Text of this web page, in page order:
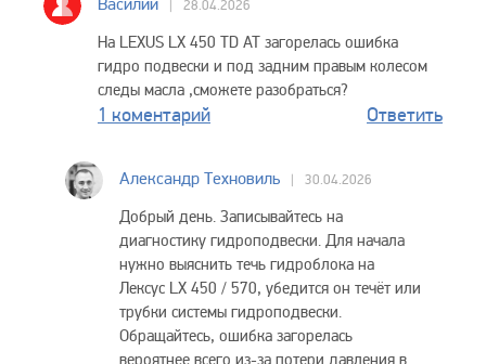
Василий 28.04.2026
На LEXUS LX 450 TD AT загорелась ошибка
гидро подвески и под задним правым колесом
следы масла ,сможете разобраться?
1 коментарий Ответить
Александр Техновиль 30.04.2026
Добрый день. Записывайтесь на
диагностику гидроподвески. Для начала
нужно выяснить течь гидроблока на
Лексус LX 450 / 570, убедится он течёт или
трубки системы гидроподвески.
Обращайтесь, ошибка загорелась
вероятнее всего из-за потери давления в